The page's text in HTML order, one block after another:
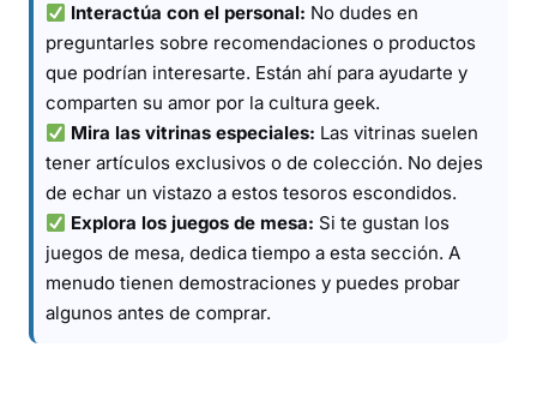
Interactúa con el personal: No dudes en
preguntarles sobre recomendaciones o productos
que podrían interesarte. Están ahí para ayudarte y
comparten su amor por la cultura geek.
Mira las vitrinas especiales: Las vitrinas suelen
tener artículos exclusivos o de colección. No dejes
de echar un vistazo a estos tesoros escondidos.
Explora los juegos de mesa: Si te gustan los
juegos de mesa, dedica tiempo a esta sección. A
menudo tienen demostraciones y puedes probar
algunos antes de comprar.